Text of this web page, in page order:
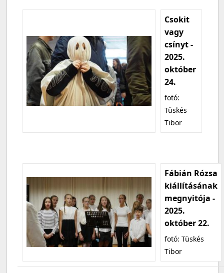
Csokit
vagy
csínyt -
2025.
október
24.
fotó:
Tüskés
Tibor
Fábián Rózsa
kiállításának
megnyitója -
2025.
október 22.
fotó: Tüskés
Tibor